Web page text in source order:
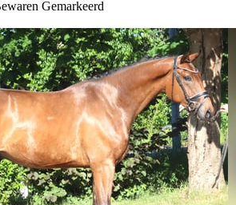
Gemarkeerd